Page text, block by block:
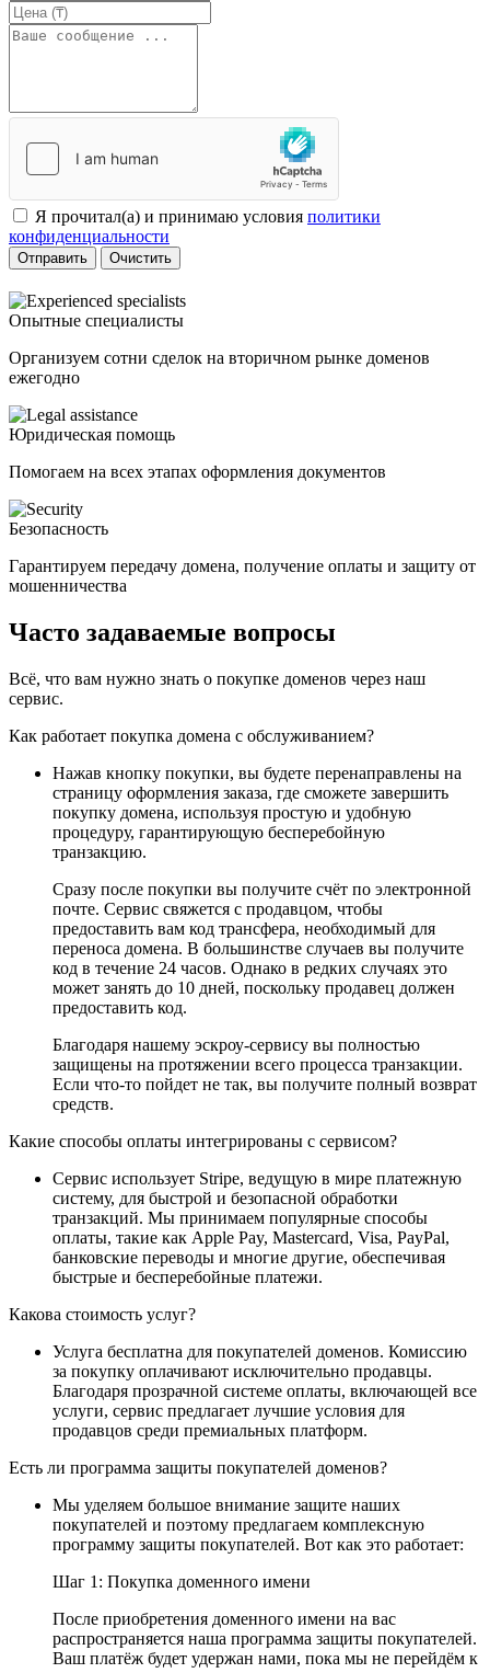
Я прочитал(а) и принимаю условия политики
конфиденциальности
Отправить Очистить
Опытные специалисты
Организуем сотни сделок на вторичном рынке доменов
ежегодно
Юридическая помощь
Помогаем на всех этапах оформления документов
Безопасность
Гарантируем передачу домена, получение оплаты и защиту от
мошенничества
Часто задаваемые вопросы
Всё, что вам нужно знать о покупке доменов через наш
сервис.
Как работает покупка домена с обслуживанием?
Нажав кнопку покупки, вы будете перенаправлены на
страницу оформления заказа, где сможете завершить
покупку домена, используя простую и удобную
процедуру, гарантирующую бесперебойную
транзакцию.
Сразу после покупки вы получите счёт по электронной
почте. Сервис свяжется с продавцом, чтобы
предоставить вам код трансфера, необходимый для
переноса домена. В большинстве случаев вы получите
код в течение 24 часов. Однако в редких случаях это
может занять до 10 дней, поскольку продавец должен
предоставить код.
Благодаря нашему эскроу-сервису вы полностью
защищены на протяжении всего процесса транзакции.
Если что-то пойдет не так, вы получите полный возврат
средств.
Какие способы оплаты интегрированы с сервисом?
Сервис использует Stripe, ведущую в мире платежную
систему, для быстрой и безопасной обработки
транзакций. Мы принимаем популярные способы
оплаты, такие как Apple Pay, Mastercard, Visa, PayPal,
банковские переводы и многие другие, обеспечивая
быстрые и бесперебойные платежи.
Какова стоимость услуг?
Услуга бесплатна для покупателей доменов. Комиссию
за покупку оплачивают исключительно продавцы.
Благодаря прозрачной системе оплаты, включающей все
услуги, сервис предлагает лучшие условия для
продавцов среди премиальных платформ.
Есть ли программа защиты покупателей доменов?
Мы уделяем большое внимание защите наших
покупателей и поэтому предлагаем комплексную
программу защиты покупателей. Вот как это работает:
Шаг 1: Покупка доменного имени
После приобретения доменного имени на вас
распространяется наша программа защиты покупателей.
Ваш платёж будет удержан нами, пока мы не перейдём к